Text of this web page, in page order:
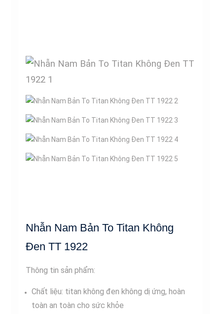
Nhẫn Nam Bản To Titan Không
Đen TT 1922
Thông tin sản phẩm:
Chất liệu: titan không đen không dị ứng, hoàn
toàn an toàn cho sức khỏe